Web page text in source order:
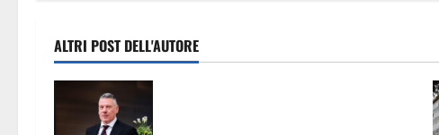
a
z
ALTRI POST DELL'AUTORE